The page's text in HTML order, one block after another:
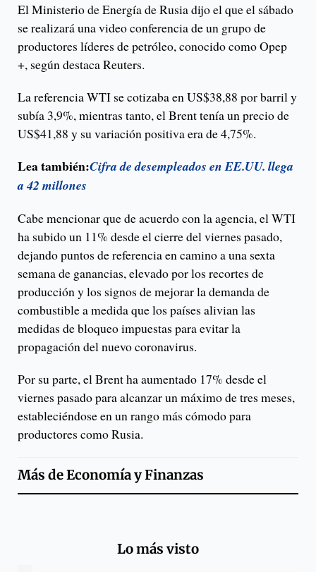
El Ministerio de Energía de Rusia dijo el que el sábado
se realizará una video conferencia de un grupo de
productores líderes de petróleo, conocido como Opep
+, según destaca Reuters.
La referencia WTI se cotizaba en US$38,88 por barril y
subía 3,9%, mientras tanto, el Brent tenía un precio de
US$41,88 y su variación positiva era de 4,75%.
Lea también:Cifra de desempleados en EE.UU. llega
a 42 millones
Cabe mencionar que de acuerdo con la agencia, el WTI
ha subido un 11% desde el cierre del viernes pasado,
dejando puntos de referencia en camino a una sexta
semana de ganancias, elevado por los recortes de
producción y los signos de mejorar la demanda de
combustible a medida que los países alivian las
medidas de bloqueo impuestas para evitar la
propagación del nuevo coronavirus.
Por su parte, el Brent ha aumentado 17% desde el
viernes pasado para alcanzar un máximo de tres meses,
estableciéndose en un rango más cómodo para
productores como Rusia.
Más deEconomía y Finanzas
Lo más visto